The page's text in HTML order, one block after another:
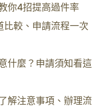
你4招提高過件率
較、申請流程一次
什麼？申請須知看這
解注意事項、辦理流